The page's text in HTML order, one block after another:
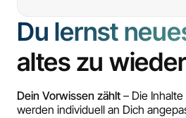
Du lernst
altes zu
Dein Vorwissen zählt – Die
werden individuell an Dich